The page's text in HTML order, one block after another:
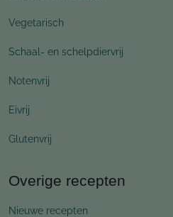
Vegetarisch
Schaal- en schelpdiervrij
Notenvrij
Eivrij
Glutenvrij
Overige recepten
Nieuwe recepten